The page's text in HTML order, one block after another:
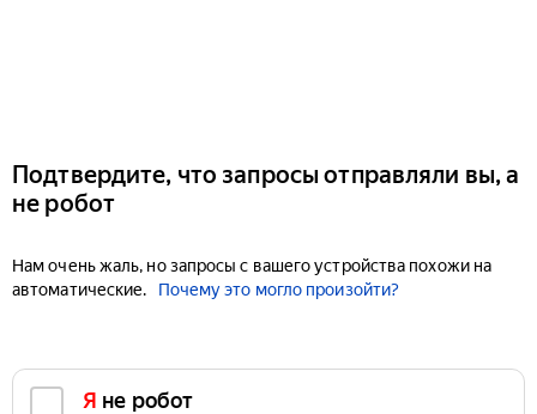
Подтвердите, что запросы отправляли вы, а
не робот
Нам очень жаль, но запросы с вашего устройства похожи на
автоматические.
Почему это могло произойти?
Я не робот